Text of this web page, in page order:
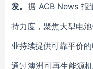
发。 据 ACB News 报
持力度，聚焦大型电
业持续提供可靠平价
通过澳洲可再生能源